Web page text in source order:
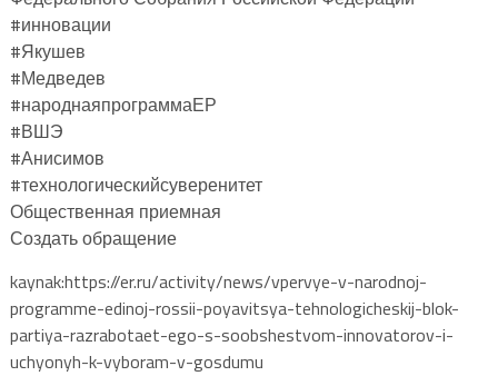
#инновации
#Якушев
#Медведев
#народнаяпрограммаЕР
#ВШЭ
#Анисимов
#технологическийсуверенитет
Общественная приемная
Создать обращение
kaynak:https://er.ru/activity/news/vpervye-v-narodnoj-
programme-edinoj-rossii-poyavitsya-tehnologicheskij-blok-
partiya-razrabotaet-ego-s-soobshestvom-innovatorov-i-
uchyonyh-k-vyboram-v-gosdumu